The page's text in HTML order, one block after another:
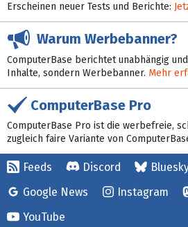
Erscheinen neuer Tests und Berichte:
Warum Werbebanner?
ComputerBase berichtet unabhängig
Inhalte, sondern Werbebanner. Mehr
ComputerBase Pro
ComputerBase Pro ist die werbefreie,
zugleich faire Variante von
Feeds Discord
Google News
Instagram
YouTube